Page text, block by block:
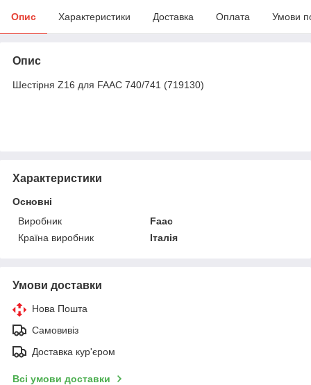
Опис Характеристики Доставка Оплата Умови
Опис
Шестірня Z16 для FAAC 740/741 (719130)
Характеристики
Основні
Виробник
Faac
Країна виробник
Італія
Умови доставки
Нова Пошта
Самовивіз
Доставка кур'єром
Всі умови доставки